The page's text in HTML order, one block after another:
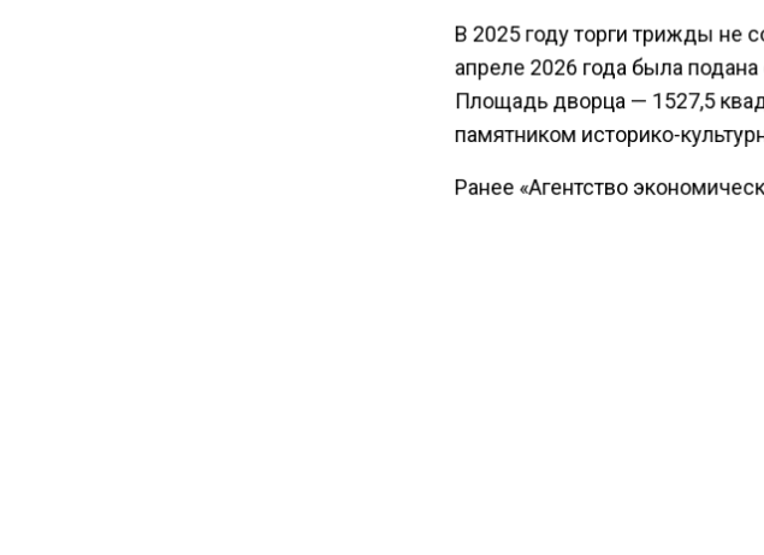
В 2025 году торги трижды не
апреле 2026 года была
Площадь дворца — 1527,5
памятником историко-
Ранее «Агентство